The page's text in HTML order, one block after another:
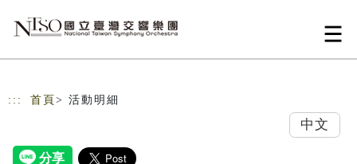
::: 首頁 > 活動明細
中文